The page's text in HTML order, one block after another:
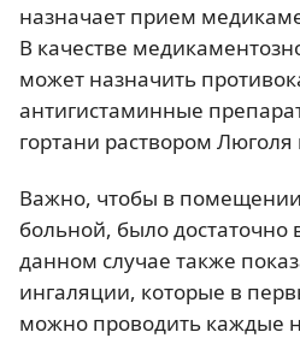
назначает прием
В качестве
может назначить
антигистаминные
гортани раствором Люголя
Важно, чтобы в
больной, было достаточно
данном случае также
ингаляции, которые в
можно проводить каждые